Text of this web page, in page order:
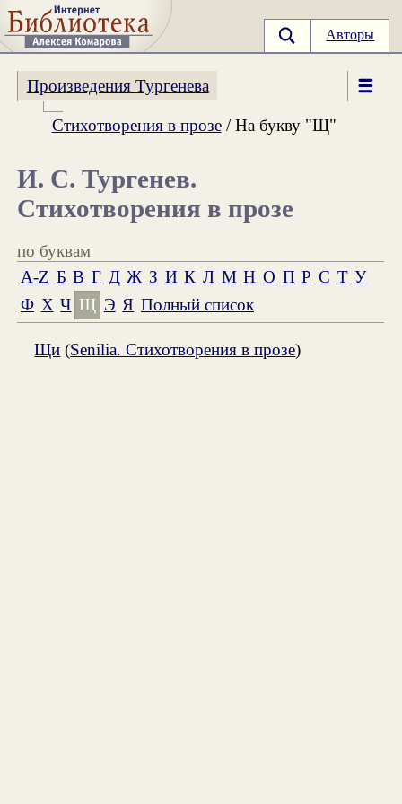
Авторы
Произведения Тургенева
Стихотворения в прозе/ На букву "Щ"
И. С. Тургенев.
Стихотворения в прозе
по буквам
A-Z Б В Г Д Ж З И К Л М Н О П Р С Т У
Ф Х Ч Щ Э Я Полный список
Щи (Senilia. Стихотворения в прозе)